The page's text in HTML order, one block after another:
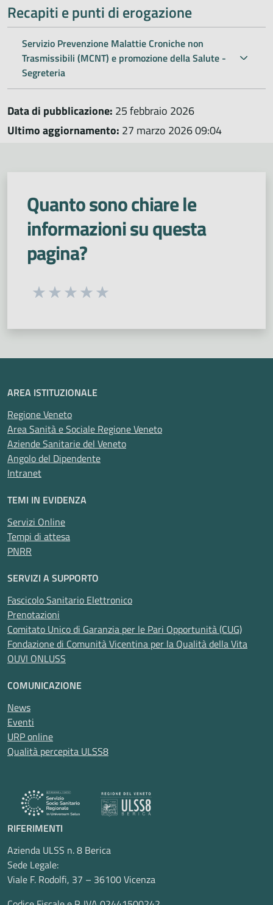
Recapiti e punti di erogazione
Servizio Prevenzione Malattie Croniche non
Trasmissibili (MCNT) e promozione della Salute -
Segreteria
Data di pubblicazione: 25 febbraio 2026
Ultimo aggiornamento: 27 marzo 2026 09:04
Quanto sono chiare le
informazioni su questa
pagina?
Seleziona una valutazione da 1 a 5 stelle
AREA ISTITUZIONALE
Regione Veneto
Area Sanità e Sociale Regione Veneto
Aziende Sanitarie del Veneto
Angolo del Dipendente
Intranet
TEMI IN EVIDENZA
Servizi Online
Tempi di attesa
PNRR
SERVIZI A SUPPORTO
Fascicolo Sanitario Elettronico
Prenotazioni
Comitato Unico di Garanzia per le Pari Opportunità (CUG)
Fondazione di Comunità Vicentina per la Qualità della Vita
OUVI ONLUSS
COMUNICAZIONE
News
Eventi
URP online
Qualità percepita ULSS8
RIFERIMENTI
Azienda ULSS n. 8 Berica
Sede Legale:
Viale F. Rodolfi, 37 – 36100 Vicenza